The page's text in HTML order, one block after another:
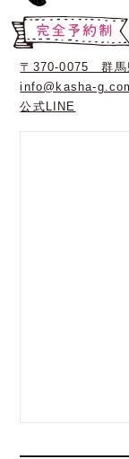
〒370-0075 群馬
info@kasha-
公式LINE